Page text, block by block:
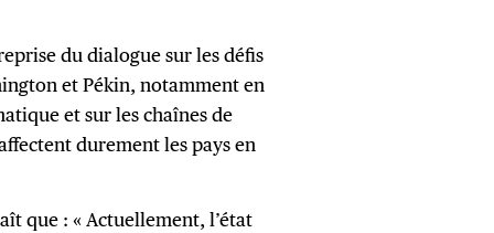
du dialogue sur les défis
et Pékin, notamment en
et sur les chaînes de
durement les pays en
que : « Actuellement, l’état